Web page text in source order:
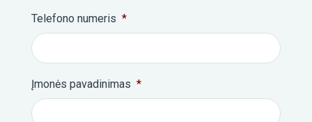
Telefono numeris *
Įmonės pavadinimas *